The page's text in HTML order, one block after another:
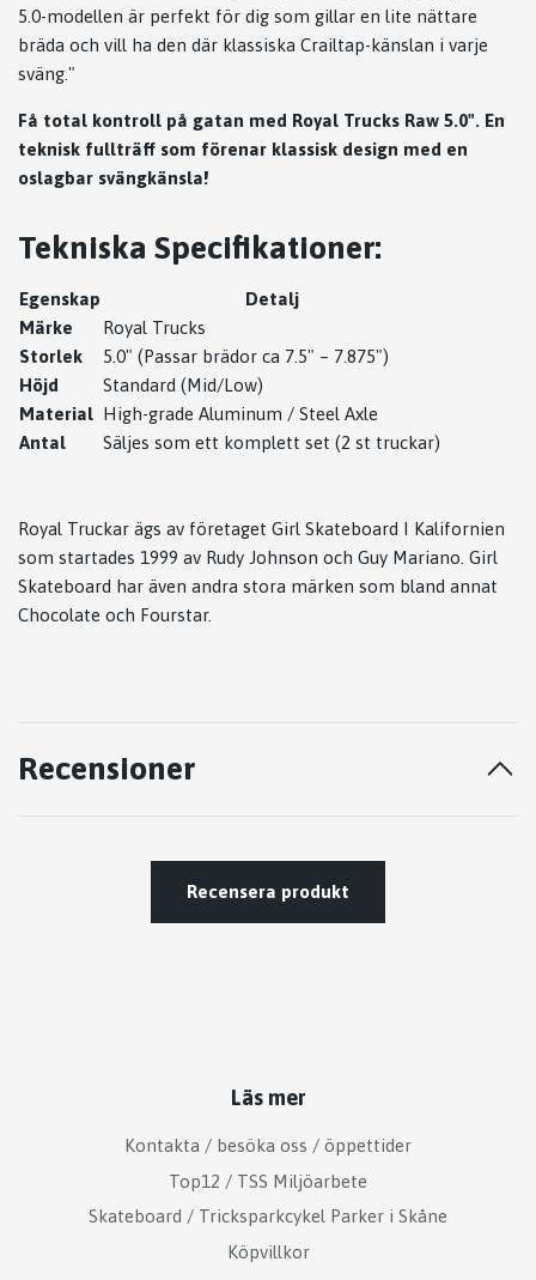
5.0-modellen är perfekt för dig som gillar en lite nättare
bräda och vill ha den där klassiska Crailtap-känslan i varje
sväng."
Få total kontroll på gatan med Royal Trucks Raw 5.0". En
teknisk fullträff som förenar klassisk design med en
oslagbar svängkänsla!
Tekniska Specifikationer:
Egenskap
Detalj
Märke
Royal Trucks
Storlek
5.0" (Passar brädor ca 7.5" – 7.875")
Höjd
Standard (Mid/Low)
Material High-grade Aluminum / Steel Axle
Antal
Säljes som ett komplett set (2 st truckar)
Royal Truckar ägs av företaget Girl Skateboard I Kalifornien
som startades 1999 av Rudy Johnson och Guy Mariano. Girl
Skateboard har även andra stora märken som bland annat
Chocolate och Fourstar.
Recensioner
Recensera produkt
Läs mer
Kontakta / besöka oss / öppettider
Top12 / TSS Miljöarbete
Skateboard / Tricksparkcykel Parker i Skåne
Köpvillkor